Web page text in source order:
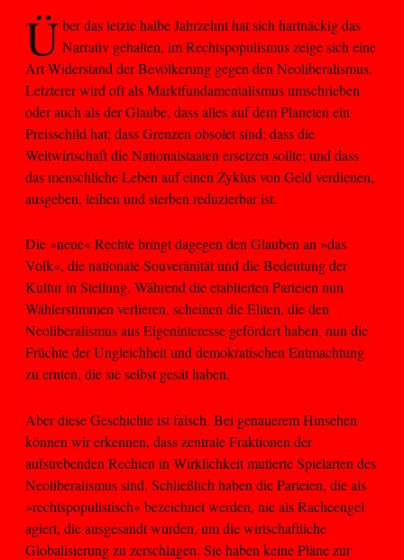
Über das letzte halbe Jahrzehnt hat sich hartnäckig das
Narrativ gehalten, im Rechtspopulismus zeige sich eine
Art Widerstand der Bevölkerung gegen den Neoliberalismus.
Letzterer wird oft als Marktfundamentalismus umschrieben
oder auch als der Glaube, dass alles auf dem Planeten ein
Preisschild hat; dass Grenzen obsolet sind; dass die
Weltwirtschaft die Nationalstaaten ersetzen sollte; und dass
das menschliche Leben auf einen Zyklus von Geld verdienen,
ausgeben, leihen und sterben reduzierbar ist.
Die »neue« Rechte bringt dagegen den Glauben an »das
Volk«, die nationale Souveränität und die Bedeutung der
Kultur in Stellung. Während die etablierten Parteien nun
Wählerstimmen verlieren, scheinen die Eliten, die den
Neoliberalismus aus Eigeninteresse gefördert haben, nun die
Früchte der Ungleichheit und demokratischen Entmachtung
zu ernten, die sie selbst gesät haben.
Aber diese Geschichte ist falsch. Bei genauerem Hinsehen
können wir erkennen, dass zentrale Fraktionen der
aufstrebenden Rechten in Wirklichkeit mutierte Spielarten des
Neoliberalismus sind. Schließlich haben die Parteien, die als
»rechtspopulistisch« bezeichnet werden, nie als Racheengel
agiert, die ausgesandt wurden, um die wirtschaftliche
Globalisierung zu zerschlagen. Sie haben keine Pläne zur